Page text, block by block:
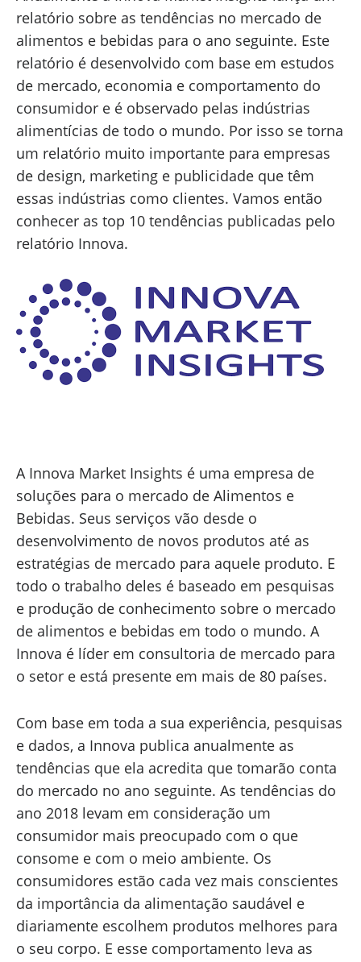
relatório sobre as tendências no mercado de
alimentos e bebidas para o ano seguinte. Este
relatório é desenvolvido com base em estudos
de mercado, economia e comportamento do
consumidor e é observado pelas indústrias
alimentícias de todo o mundo. Por isso se torna
um relatório muito importante para empresas
de design, marketing e publicidade que têm
essas indústrias como clientes. Vamos então
conhecer as top 10 tendências publicadas pelo
relatório Innova.
A Innova Market Insights é uma empresa de
soluções para o mercado de Alimentos e
Bebidas. Seus serviços vão desde o
desenvolvimento de novos produtos até as
estratégias de mercado para aquele produto. E
todo o trabalho deles é baseado em pesquisas
e produção de conhecimento sobre o mercado
de alimentos e bebidas em todo o mundo. A
Innova é líder em consultoria de mercado para
o setor e está presente em mais de 80 países.
Com base em toda a sua experiência, pesquisas
e dados, a Innova publica anualmente as
tendências que ela acredita que tomarão conta
do mercado no ano seguinte. As tendências do
ano 2018 levam em consideração um
consumidor mais preocupado com o que
consome e com o meio ambiente. Os
consumidores estão cada vez mais conscientes
da importância da alimentação saudável e
diariamente escolhem produtos melhores para
o seu corpo. E esse comportamento leva as